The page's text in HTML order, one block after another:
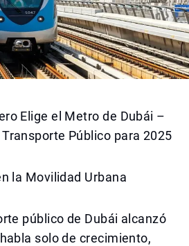
Elige el Metro de Dubái –
Público para 2025
la Movilidad Urbana
público de Dubái alcanzó
solo de crecimiento,